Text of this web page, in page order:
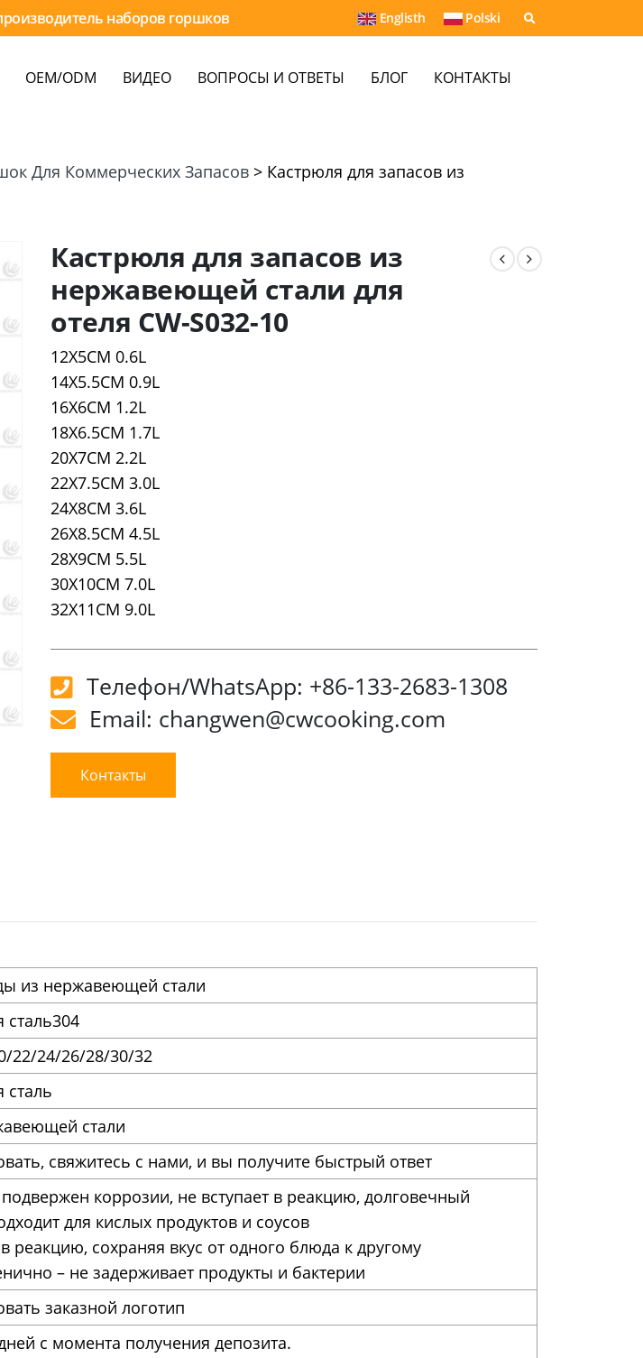
наборов горшков Englisth Polski
OEM/ODM ВИДЕО ВОПРОСЫ И ОТВЕТЫ БЛОГ КОНТАКТЫ
Для Коммерческих Запасов > Кастрюля для запасов из
Кастрюля для запасов из
нержавеющей стали для
отеля CW-S032-10
12X5CM 0.6L
14X5.5CM 0.9L
16X6CM 1.2L
18X6.5CM 1.7L
20X7CM 2.2L
22X7.5CM 3.0L
24X8CM 3.6L
26X8.5CM 4.5L
28X9CM 5.5L
30X10CM 7.0L
32X11CM 9.0L
Телефон/WhatsApp: +86-133-2683-1308
Email: changwen@cwcooking.com
Контакты
из нержавеющей стали
22/24/26/28/30/32
стали
свяжитесь с нами, и вы получите быстрый ответ
коррозии, не вступает в реакцию, долговечный
для кислых продуктов и соусов
реакцию, сохраняя вкус от одного блюда к другому
– не задерживает продукты и бактерии
заказной логотип
с момента получения депозита.